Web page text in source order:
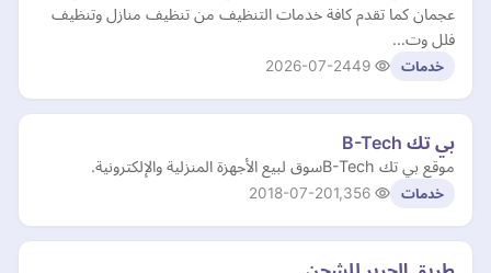
عجمان كما تقدم كافة خدمات التنظيف من تنظيف منازل وتنظيف
فلل وت…
خدمات 2026-07-24
بي تك B-Tech
موقع بي تك B-Techسوق لبيع الأجهزة المنزلية والإلكترونية.
خدمات 2018-07-20